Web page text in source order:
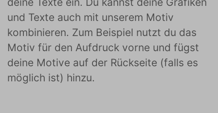
und Texte auch mit unserem Motiv
kombinieren. Zum Beispiel nutzt du das
Motiv für den Aufdruck vorne und fügst
deine Motive auf der Rückseite (falls es
möglich ist) hinzu.